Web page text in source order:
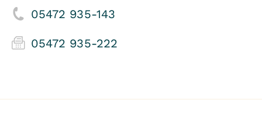
05472 935-143
05472 935-222